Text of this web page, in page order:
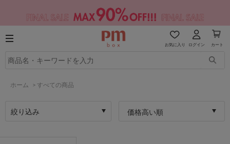
お気に入り ログイン カート
ホーム > すべての商品
絞り込み 価格高い順